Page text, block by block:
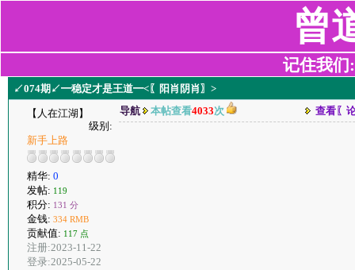
曾
记住我们
↙074期↙━稳定才是王道━<〖阳肖阴肖〗>
【人在江湖】
级别:
新手上路
精华: 0
发帖: 119
积分: 131 分
金钱: 334 RMB
贡献值: 117 点
注册:2023-11-22
登录:2025-05-22
导航 本帖查看4033次 查看〖